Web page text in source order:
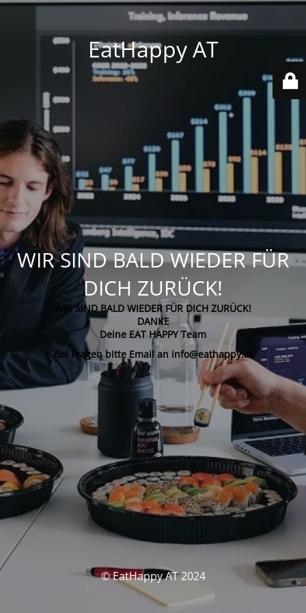
EatHappy AT
WIR SIND BALD WIEDER FÜR
DICH ZURÜCK!
WIR SIND BALD WIEDER FÜR DICH ZURÜCK!
DANKE
Deine EAT HAPPY Team
Bei Fragen bitte Email an info@eathappy.at
© EatHappy AT 2024